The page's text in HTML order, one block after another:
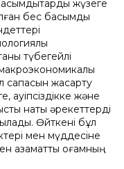
жүзеге
бес басымдық
түбегейлі
сапасын жақсарту
қауіпсіздікке және
нақты әрекеттерді
Өйткені бұл
мен мүддесіне
азаматтық қоғамның